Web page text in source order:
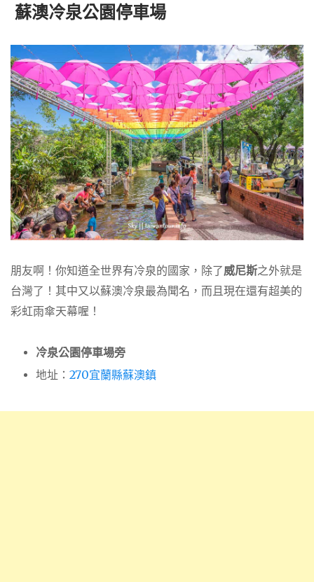
蘇澳冷泉公園停車場
朋友啊！你知道全世界有冷泉的國家，除了威尼斯之外就是
台灣了！其中又以蘇澳冷泉最為聞名，而且現在還有超美的
彩虹雨傘天幕喔！
冷泉公園停車場旁
地址： 270宜蘭縣蘇澳鎮